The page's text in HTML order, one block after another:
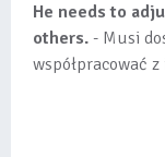
He needs to
others. - Musi
współpracować